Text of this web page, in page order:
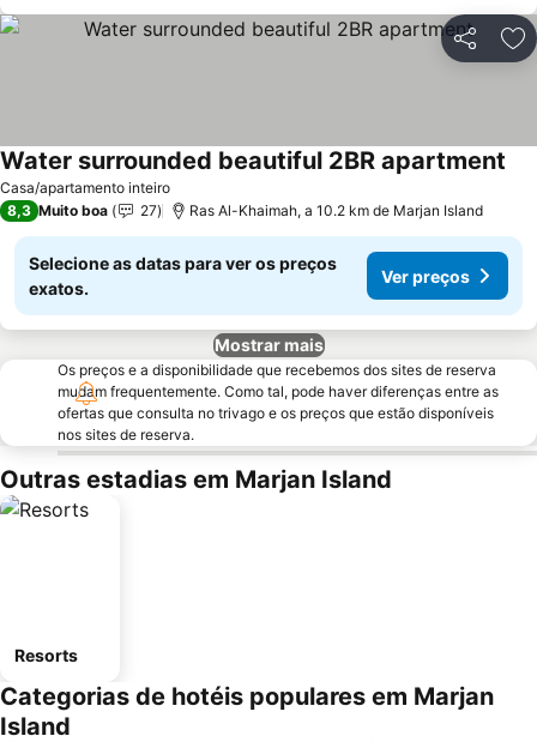
Partilhar
Casa/apartamento inteiro
Water surrounded beautiful 2BR apartment
8,3 Muito boa 27 Ras Al-Khaimah, a 10.2 km de Marjan Island
Selecione as datas para ver os preços
exatos.
Ver preços
Mostrar mais
Os preços e a disponibilidade que recebemos dos sites de reserva
mudam frequentemente. Como tal, pode haver diferenças entre as
ofertas que consulta no trivago e os preços que estão disponíveis
nos sites de reserva.
Outras estadias em Marjan Island
Resorts
Categorias de hotéis populares em Marjan
Island